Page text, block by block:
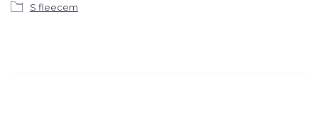
S fleecem